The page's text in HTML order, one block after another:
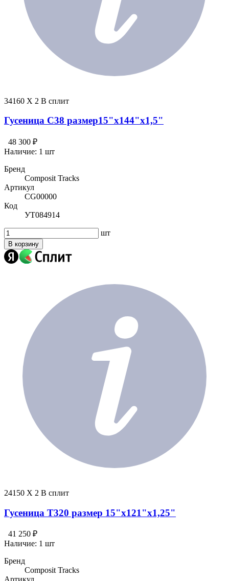
34160 X 2 В сплит
Гусеница C38 размер15"х144"х1,5"
48 300 ₽
Наличие: 1 шт
Бренд
Composit Tracks
Артикул
CG00000
Код
УТ084914
шт
В корзину
24150 X 2 В сплит
Гусеница T320 размер 15"х121"х1,25"
41 250 ₽
Наличие: 1 шт
Бренд
Composit Tracks